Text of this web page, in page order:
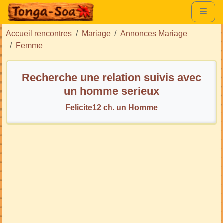
Accueil rencontres Mariage
Annonces Mariage
Femme
Recherche une relation suivis avec
un homme serieux
Felicite12 ch. un Homme